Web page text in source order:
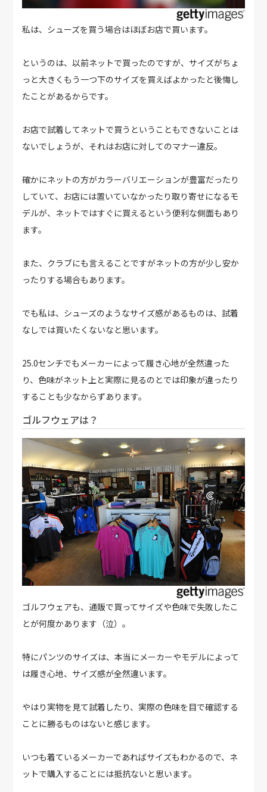
私は、シューズを買う場合はほぼお店で買います。
というのは、以前ネットで買ったのですが、サイズがちょ
っと大きくもう一つ下のサイズを買えばよかったと後悔し
たことがあるからです。
お店で試着してネットで買うということもできないことは
ないでしょうが、それはお店に対してのマナー違反。
確かにネットの方がカラーバリエーションが豊富だったり
していて、お店には置いていなかったり取り寄せになるモ
デルが、ネットではすぐに買えるという便利な側面もあり
ます。
また、クラブにも言えることですがネットの方が少し安か
ったりする場合もあります。
でも私は、シューズのようなサイズ感があるものは、試着
なしでは買いたくないなと思います。
25.0センチでもメーカーによって履き心地が全然違った
り、色味がネット上と実際に見るのとでは印象が違ったり
することも少なからずあります。
ゴルフウェアは？
ゴルフウェアも、通販で買ってサイズや色味で失敗したこ
とが何度かあります（泣）。
特にパンツのサイズは、本当にメーカーやモデルによって
は履き心地、サイズ感が全然違います。
やはり実物を見て試着したり、実際の色味を目で確認する
ことに勝るものはないと感じます。
いつも着ているメーカーであればサイズもわかるので、ネ
ットで購入することには抵抗ないと思います。